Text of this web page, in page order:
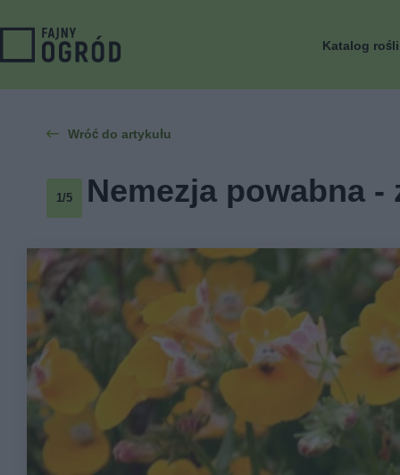
Katalog
Wróć do artykułu
1/5 Nemezja powabna -